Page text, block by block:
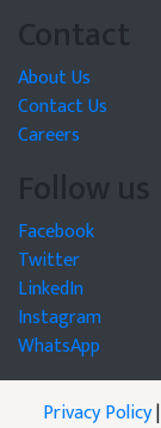
Contact
About Us
Contact Us
Careers
Follow us
Facebook
Twitter
LinkedIn
Instagram
WhatsApp
Privacy Policy|